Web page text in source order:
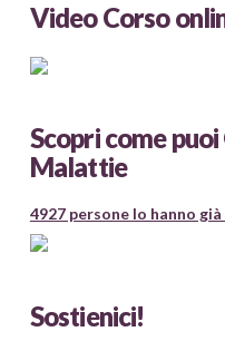
Video Corso
Scopri come
Malattie
4927 persone lo hanno
Sostienici!